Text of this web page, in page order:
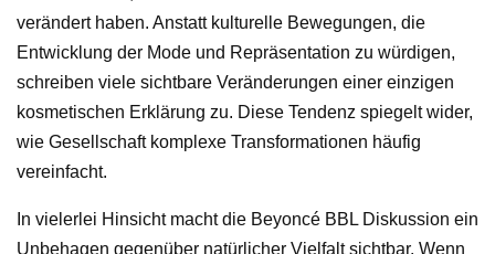
verändert haben. Anstatt kulturelle Bewegungen, die
Entwicklung der Mode und Repräsentation zu würdigen,
schreiben viele sichtbare Veränderungen einer einzigen
kosmetischen Erklärung zu. Diese Tendenz spiegelt wider,
wie Gesellschaft komplexe Transformationen häufig
vereinfacht.
In vielerlei Hinsicht macht die Beyoncé BBL Diskussion ein
Unbehagen gegenüber natürlicher Vielfalt sichtbar. Wenn